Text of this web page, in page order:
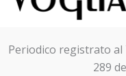
Periodico registrato
289